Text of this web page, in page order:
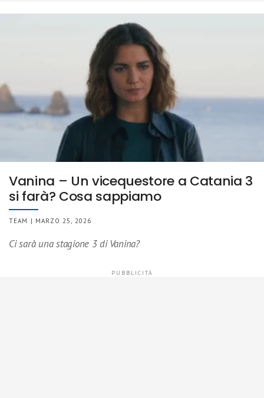
Vanina – Un vicequestore a Catania 3
si farà? Cosa sappiamo
TEAM | MARZO 25, 2026
Ci sarà una stagione 3 di Vanina?